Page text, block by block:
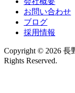
お問い合わせ
ブログ
採用情報
Copyright © 2026
Rights Reserved.